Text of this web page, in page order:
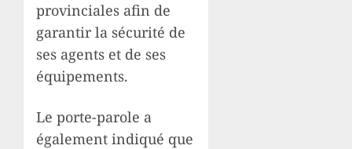
provinciales afin de
garantir la sécurité de
ses agents et de ses
équipements.
Le porte-parole a
également indiqué que